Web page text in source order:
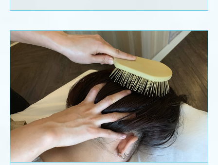
【暖洋韻律】 深層腦壓釋放 甦活經絡+魔髮
頭皮按摩
News